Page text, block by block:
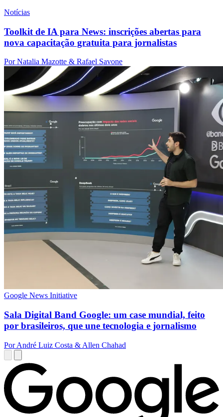
Notícias
Toolkit de IA para News: inscrições abertas para
nova capacitação gratuita para jornalistas
Por Natalia Mazotte & Rafael Savone
Google News Initiative
Sala Digital Band Google: um case mundial, feito
por brasileiros, que une tecnologia e jornalismo
Por André Luiz Costa & Allen Chahad